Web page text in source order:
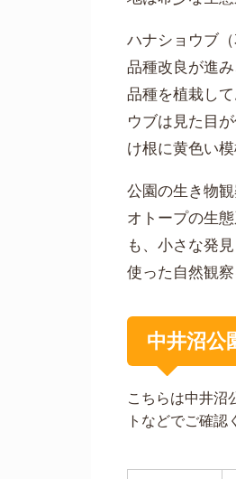
ハナショウブ
品種改良が進
品種を植栽し
ウブは見た目
け根に黄色い
公園の生き物
オトープの生
も、小さな発
使った自然観察
中井沼公
こちらは中井沼
トなどでご確認